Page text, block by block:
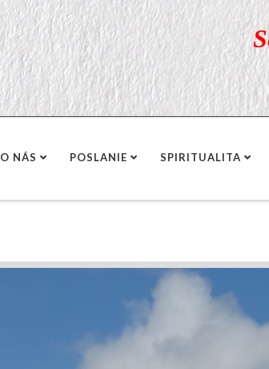
O NÁS POSLANIE SPIRITUALITA